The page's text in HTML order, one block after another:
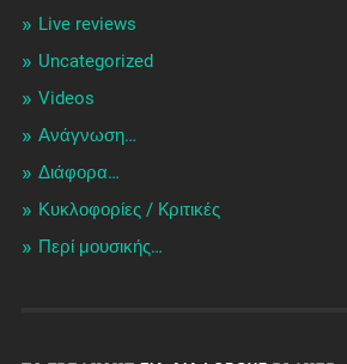
Live reviews
Uncategorized
Videos
Ανάγνωση…
Διάφορα…
Κυκλοφορίες / Kριτικές
Περί μουσικής…